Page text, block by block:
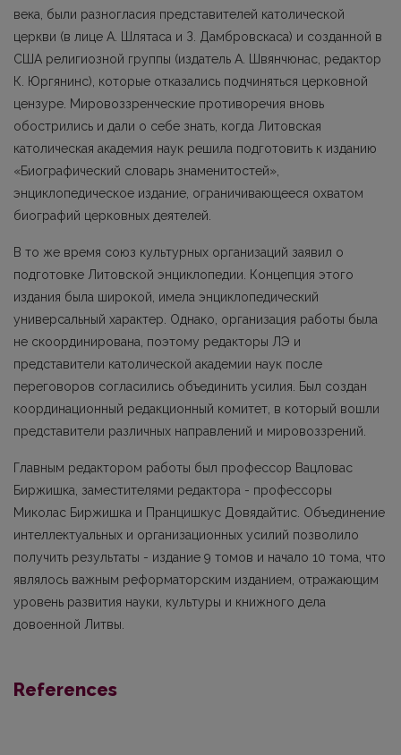
века, были разногласия представителей католической
церкви (в лице А. Шлятаса и З. Дамбровскаса) и созданной в
США религиозной группы (издатель А. Швянчюнас, редактор
К. Юргянинс), которые отказались подчиняться церковной
цензуре. Мировоззренческие противоречия вновь
обострились и дали о себе знать, когда Литовская
католическая академия наук решила подготовить к изданию
«Биографический словарь знаменитостей»,
энциклопедическое издание, ограничивающееся охватом
биографий церковных деятелей.
В то же время союз культурных организаций заявил о
подготовке Литовской энциклопедии. Концепция этого
издания была широкой, имела энциклопедический
универсальный характер. Однако, организация работы была
не скоординирована, поэтому редакторы ЛЭ и
представители католической академии наук после
переговоров согласились объединить усилия. Был создан
координационный редакционный комитет, в который вошли
представители различных направлений и мировоззрений.
Главным редактором работы был профессор Вацловас
Биржишка, заместителями редактора - профессоры
Миколас Биржишка и Пранцишкус Довядайтис. Объединение
интеллектуальных и организационных усилий позволило
получить результаты - издание 9 томов и начало 10 тома, что
являлось важным реформаторским изданием, отражающим
уровень развития науки, культуры и книжного дела
довоенной Литвы.
References